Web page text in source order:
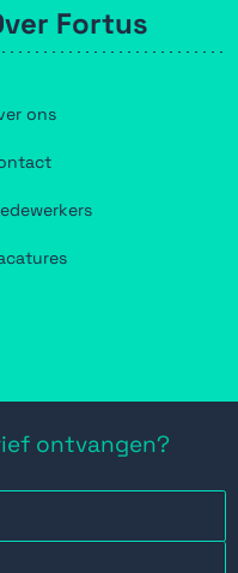
Fortus
ons
ontvangen?